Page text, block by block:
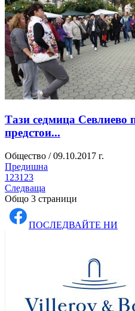
Тази седмица Севлиево
предстои...
Общество / 09.10.2017 г.
Предишна
1 231 23
Следваща
Общо 3 страници
ПОСЛЕДВАЙТЕ НИ